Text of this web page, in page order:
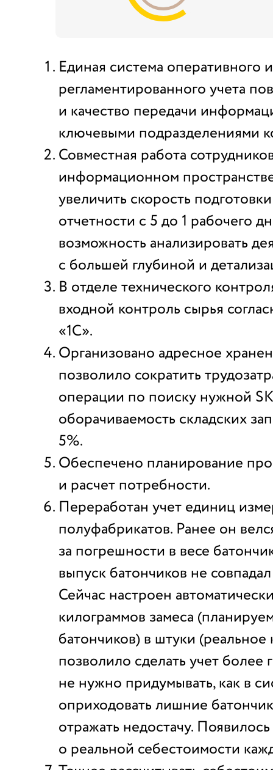
Единая система оперативного и
регламентированного учета
и качество передачи
ключевыми подразделениями
Совместная работа
информационном
увеличить скорость
отчетности с 5 до 1 рабочего
возможность анализировать
с большей глубиной и
В отделе технического
входной контроль сырья
«1С».
Организовано адресное
позволило сократить
операции по поиску нужной
оборачиваемость складских
5%.
Обеспечено планирование
и расчет потребности.
Переработан учет единиц
полуфабрикатов. Ранее он
за погрешности в весе
выпуск батончиков не
Сейчас настроен
килограммов замеса
батончиков) в штуки (реальное
позволило сделать учет более
не нужно придумывать, как в
оприходовать лишние
отражать недостачу.
о реальной себестоимости